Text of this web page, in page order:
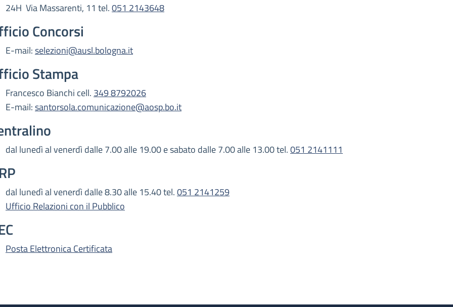
24H Via Massarenti, 11 tel.051 2143648
Concorsi
E-mail:selezioni@ausl.bologna.it
Stampa
Francesco Bianchi cell. 349 8792026
E-mail:santorsola.comunicazione@aosp.bo.it
dal lunedì al venerdì dalle 7.00 alle 19.00 e sabato dalle 7.00 alle 13.00 tel.051 2141111
dal lunedì al venerdì dalle 8.30 alle 15.40 tel.051 2141259
Ufficio Relazioni con il Pubblico
Posta Elettronica Certificata